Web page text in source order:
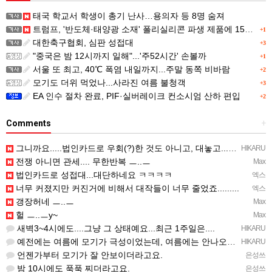
태국 학교서 학생이 총기 난사…용의자 등 8명 숨져
+1
트럼프, '반도체·태양광 소재' 폴리실리콘 파생 제품에 15% 관세...한국 기업도 영향
+3
대한축구협회, 심판 성접대
+1
"중국은 밤 12시까지 일해"...'주52시간' 손볼까
+2
서울 또 최고, 40℃ 폭염 내일까지...주말 동쪽 비바람
+3
모기도 더위 먹었나...사라진 여름 불청객
+2
EA 인수 절차 완료, PIF·실버레이크 컨소시엄 산하 편입
+
Comments
HIKARU
그니까요.....법인카드로 우회(?)한 것도 아니고, 대놓고...ㅋ ㅋ)
Max
전쟁 아니면 관세.... 무한반복 ㅡ..ㅡ
엑스
법인카드로 성접대...대단하네요 ㅋㅋㅋㅋ
엑스
너무 커졌지만 커진거에 비해서 대작들이 너무 줄었죠.........
Max
갱장허네 ㅡ..ㅡ
Max
헐 ㅡ..ㅡy~
HIKARU
새벽3~4시에도....그냥 그 상태예요...최근 1주일은....
HIKARU
예전에는 여름에 모기가 극성이었는데, 여름에는 안나오는 것 같은.....ㅎ ㅎ)
은성쓰
언젠가부터 모기가 잘 안보이더라고요.
은성쓰
밤 10시에도 푹푹 찌더라고요.